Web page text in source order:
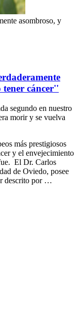
asombroso, y
tener cáncer''
segundo en nuestro
morir y se vuelva
más prestigiosos
y el envejecimiento
El Dr. Carlos
de Oviedo, posee
descrito por …